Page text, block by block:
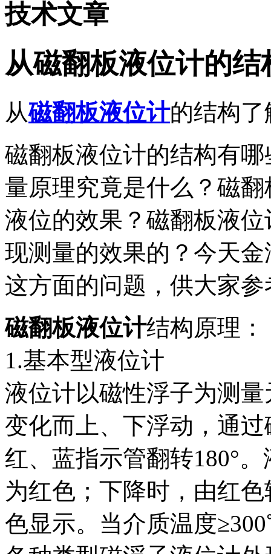
技术文章
从磁翻板液位计的结
从磁翻板液位计的结构
磁翻板液位计的结构有
量原理究竟是什么？磁
液位的效果？磁翻板液
现测量的效果的？今天
这方面的问题，供大家参
磁翻板液位计结构原理：
1.基本型液位计
液位计以磁性浮子为测
变化而上、下浮动，通
红、蓝指示管翻转180°
为红色；下降时，由红
色显示。当介质温度